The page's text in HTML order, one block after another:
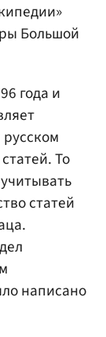
Большой
года и
То
статей
написано